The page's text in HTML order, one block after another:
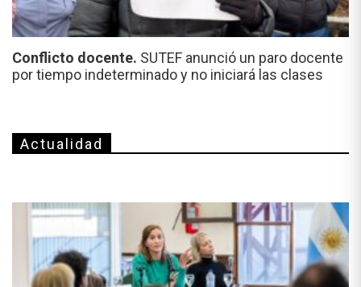
Conflicto docente. SUTEF anunció un paro docente
por tiempo indeterminado y no iniciará las clases
Actualidad